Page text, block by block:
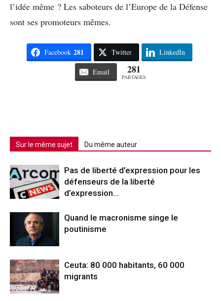
l’idée même ? Les saboteurs de l’Europe de la Défense
sont ses promoteurs mêmes.
Facebook 281 Twitter LinkedIn
Email 281
PARTAGES
Sur le même sujet Du même auteur
Pas de liberté d’expression pour les
défenseurs de la liberté
d’expression…
Quand le macronisme singe le
poutinisme
Ceuta: 80 000 habitants, 60 000
migrants